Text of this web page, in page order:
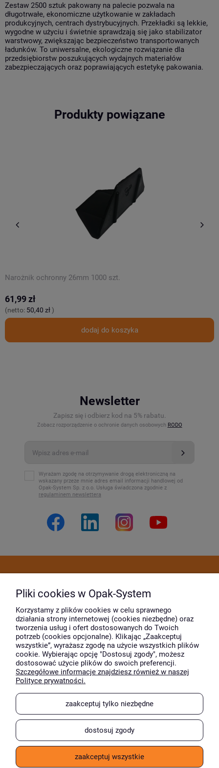
Zestaw 2500 sztuk pakowany na palecie pozwala na
długotrwałe, ekonomiczne użytkowanie w zakładach
produkcyjnych, centrach dystrybucyjnych. Przekładki są lekkie,
wygodne w użyciu i świetnie sprawdzają się jako stabilizator
warstwowy, zwiększając bezpieczeństwo transportowanych
ładunków. To uniwersalne, ekologiczne rozwiązanie dla
przedsiębiorstw poszukujących wydajnych materiałów
zabezpieczających oraz poprawiających estetykę pakowania.
Produkty powiązane
Narożnik ochronny 26mm 1000 szt.
61,99 zł
(netto: 50,40 zł)
dodaj do koszyka
Newsletter
Zapisz się i odbierz kod na 5% rabatu.
Zobacz rozporządzenie o ochronie danych osobowych RODO
Wyrażam zgodę na otrzymywanie drogą elektroniczną na
wskazany przeze mnie adres email informacji handlowej od
Opak-System Sp. z o.o. Usługa świadczona zgodnie z
regulaminem newslettera
Moje konto
O firmie
Wyróżnili nas
Pliki cookies w Opak-System
Korzystamy z plików cookies w celu sprawnego
działania strony internetowej (cookies niezbędne) oraz
tworzenia usług i ofert dostosowanych do Twoich
potrzeb (cookies opcjonalne). Klikając „Zaakceptuj
wszystkie”, wyrażasz zgodę na użycie wszystkich plików
cookie. Wybierając opcję "Dostosuj zgody", możesz
dostosować użycie plików do swoich preferencji.
Szczegółowe informacje znajdziesz również w naszej
Polityce prywatności.
zaakceptuj tylko niezbędne
dostosuj zgody
zaakceptuj wszystkie